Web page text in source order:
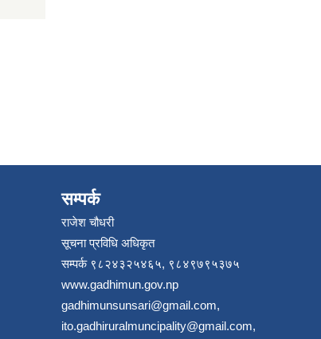
सम्पर्क
राजेश चौधरी
सूचना प्रविधि अधिकृत
सम्पर्क ९८२४३२५४६५, ९८४९७९५३७५
www.gadhimun.gov.np
gadhimunsunsari@gmail.com,
ito.gadhiruralmuncipality@gmail.com,